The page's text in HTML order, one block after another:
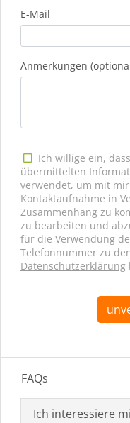
E-Mail
Anmerkungen
Ich willige ein,
übermittelten
verwendet, um mit
Kontaktaufnahme in
Zusammenhang zu
zu bearbeiten und
für die Verwendung
Telefonnummer zu
Datenschutzerklärung
FAQs
Ich interessiere